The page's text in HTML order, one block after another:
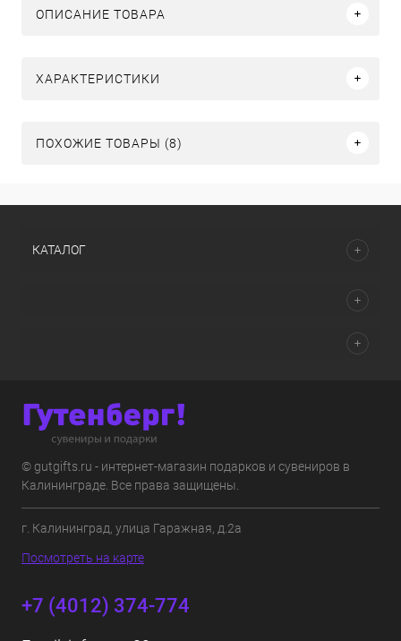
ОПИСАНИЕ ТОВАРА
ХАРАКТЕРИСТИКИ
ПОХОЖИЕ ТОВАРЫ (8)
КАТАЛОГ
© gutgifts.ru - интернет-магазин подарков и сувениров в
Калининграде. Все права защищены.
г. Калининград, улица Гаражная, д.2а
Посмотреть на карте
+7 (4012) 374-774